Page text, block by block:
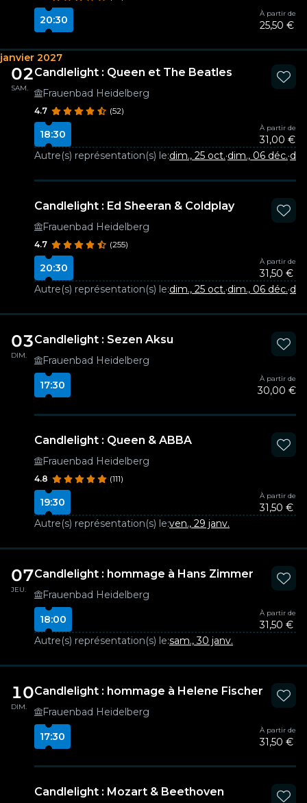
20:30
À partir de
25,50 €
janvier 2027
02
SAM.
Candlelight : Queen et The Beatles
Frauenbad Heidelberg
4.7 (52)
18:30
À partir de
31,00 €
Autre(s) représentation(s) le:dim., 25 oct.·dim., 06 déc.·
Candlelight : Ed Sheeran & Coldplay
Frauenbad Heidelberg
4.7 (255)
20:30
À partir de
31,50 €
Autre(s) représentation(s) le:dim., 25 oct.·dim., 06 déc.·
03
DIM.
Candlelight : Sezen Aksu
Frauenbad Heidelberg
17:30
À partir de
30,00 €
Candlelight : Queen & ABBA
Frauenbad Heidelberg
4.8 (111)
19:30
À partir de
31,50 €
Autre(s) représentation(s) le:ven., 29 janv.
07
JEU.
Candlelight : hommage à Hans Zimmer
Frauenbad Heidelberg
18:00
À partir de
31,50 €
Autre(s) représentation(s) le:sam., 30 janv.
10
DIM.
Candlelight : hommage à Helene Fischer
Frauenbad Heidelberg
17:30
À partir de
31,50 €
Candlelight : Mozart & Beethoven